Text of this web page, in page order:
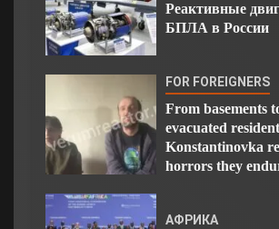
Реактивные
БПЛА в России
FOR FOREIGNERS
From basements
evacuated
Konstantinovka
horrors they
АФРИКА